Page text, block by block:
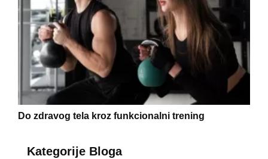
Do zdravog tela kroz funkcionalni trening
Kategorije Bloga